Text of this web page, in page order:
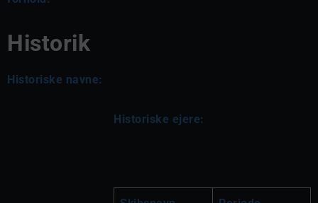
Historik
Historiske navne:
Historiske ejere: